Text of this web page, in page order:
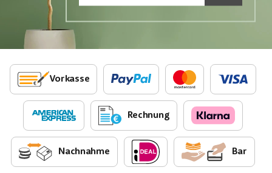
Vorkasse
Rechnung
Nachnahme Bar